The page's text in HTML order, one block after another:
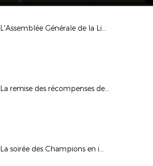
L'Assemblée Générale de la Ligue en images
La remise des récompenses de la soirée des Champions
La soirée des Champions en images